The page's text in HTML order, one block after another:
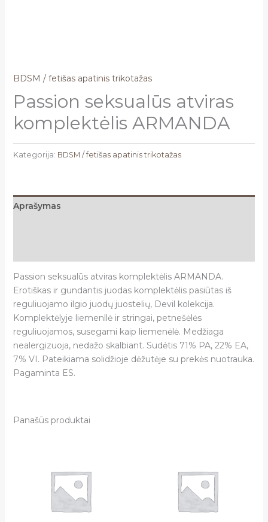
BDSM / fetišas apatinis trikotažas
Passion seksualūs atviras
komplektėlis ARMANDA
Kategorija: BDSM / fetišas apatinis trikotažas
Aprašymas
Passion seksualūs atviras komplektėlis ARMANDA.
Erotiškas ir gundantis juodas komplektėlis pasiūtas iš
reguliuojamo ilgio juodų juostelių, Devil kolekcija.
Komplektėlyje liemenllė ir stringai, petnešėlės
reguliuojamos, susegami kaip liemenėlė. Medžiaga
nealergizuoja, nedažo skalbiant. Sudėtis 71% PA, 22% EA,
7% VI. Pateikiama solidžioje dėžutėje su prekės nuotrauka.
Pagaminta ES.
Panašūs produktai